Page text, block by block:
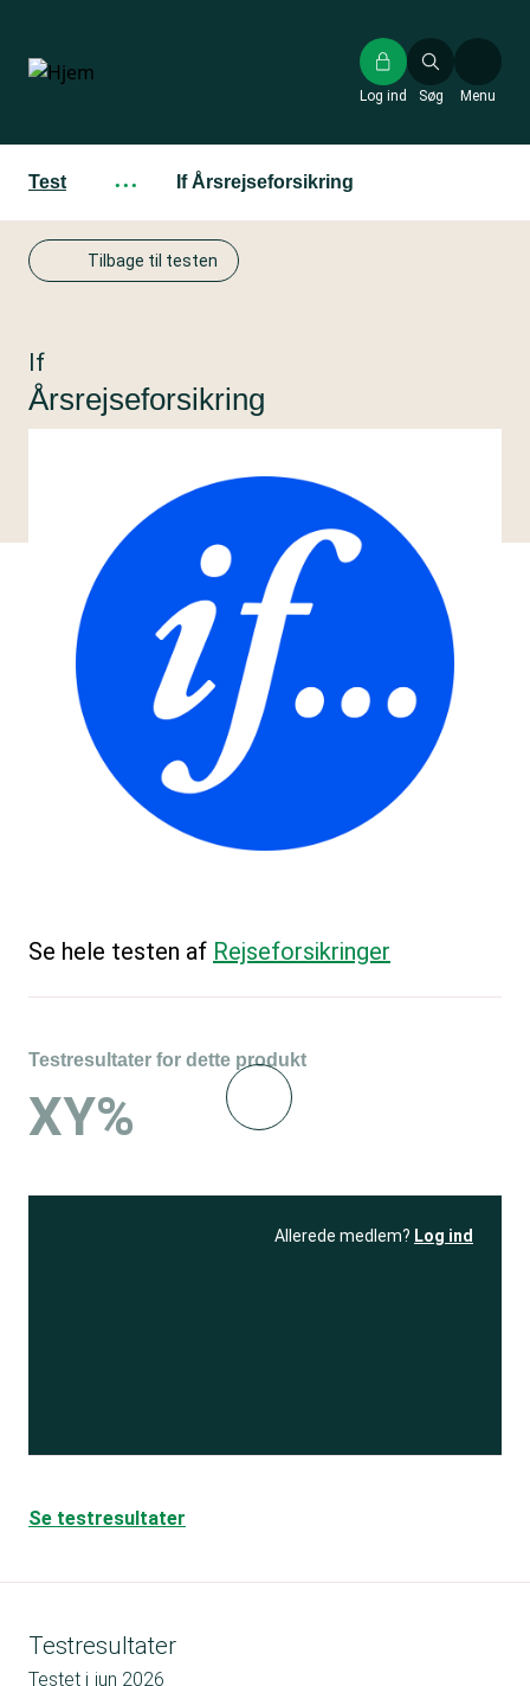
hovedindhold
Søg
Log ind Menu
Test ··· If Årsrejseforsikring
Tilbage til testen
If
Årsrejseforsikring
Se hele testen af Rejseforsikringer
Testresultater for dette produkt
XY%
Allerede medlem? Log ind
Se testresultater
Testresultater
Testet i jun 2026